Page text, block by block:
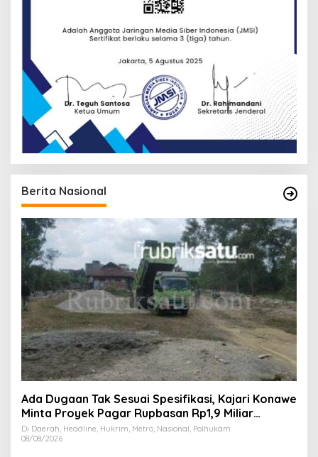
Berita Nasional
Ada Dugaan Tak Sesuai Spesifikasi, Kajari Konawe
Minta Proyek Pagar Rupbasan Rp1,9 Miliar
Dihentikan
Di Daerah, Headline, Hukrim, Metro, Nasional, Polhukam
08/08/2026